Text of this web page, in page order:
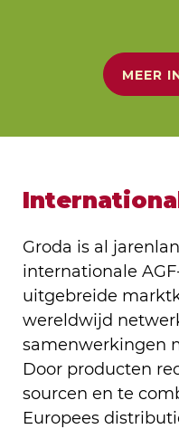
MEER
Groda is al
internationale
uitgebreide
wereldwijd
samenwerkingen
Door producten
sourcen en te
Europees